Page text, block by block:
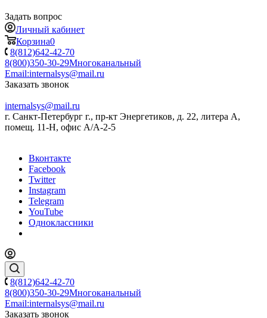
Задать вопрос
Личный кабинет
Корзина0
8(812)642-42-70
8(800)350-30-29Многоканальный
Email:internalsys@mail.ru
Заказать звонок
internalsys@mail.ru
г. Санкт-Петербург г., пр-кт Энергетиков, д. 22, литера А,
помещ. 11-Н, офис А/А-2-5
Вконтакте
Facebook
Twitter
Instagram
Telegram
YouTube
Одноклассники
8(812)642-42-70
8(800)350-30-29Многоканальный
Email:internalsys@mail.ru
Заказать звонок